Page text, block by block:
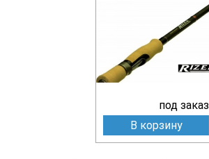
под заказ
В корзину